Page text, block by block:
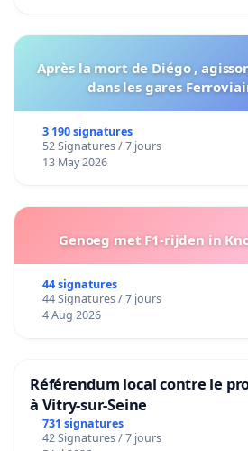
Après la mort de Diégo ,
dans les gares
3 190 signatures
52 Signatures / 7 jours
13 May 2026
Genoeg met F1-rijden in
44 signatures
44 Signatures / 7 jours
4 Aug 2026
Référendum local contre le
à Vitry-sur-Seine
731 signatures
42 Signatures / 7 jours